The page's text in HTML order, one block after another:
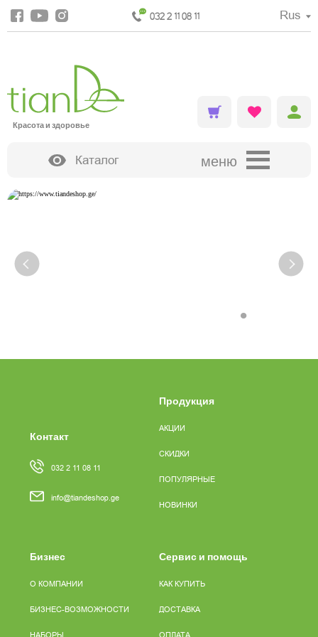
032 2 11 08 11 Rus
Красота и здоровье
Каталог меню
•
Контакт
032 2 11 08 11
info@tiandeshop.ge
Продукция
АКЦИИ
СКИДКИ
ПОПУЛЯРНЫЕ
НОВИНКИ
Бизнес
О КОМПАНИИ
БИЗНЕС-ВОЗМОЖНОСТИ
Сервис и помощь
КАК КУПИТЬ
ДОСТАВКА